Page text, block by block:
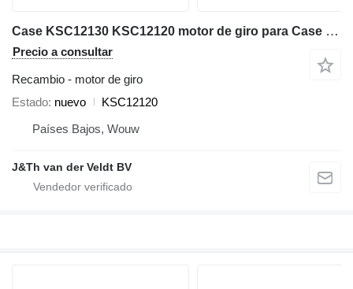
Case KSC12130 KSC12120 motor de giro para Case CX300B CX300C CX300D CX300E CX350B CX350C CX350D CX360B CX370B CX370C CX380C CX380D CX380E CX290B excavadora
Precio a consultar
Recambio - motor de giro
Estado nuevo
KSC12120
Países Bajos, Wouw
J&Th van der Veldt BV